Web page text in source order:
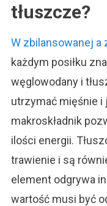
tłuszcze?
W zbilansowanej a
każdym posiłku
węglowodany i
utrzymać mięśnie i
makroskładnik
ilości energii.
trawienie i są
element odgrywa
wartość musi być